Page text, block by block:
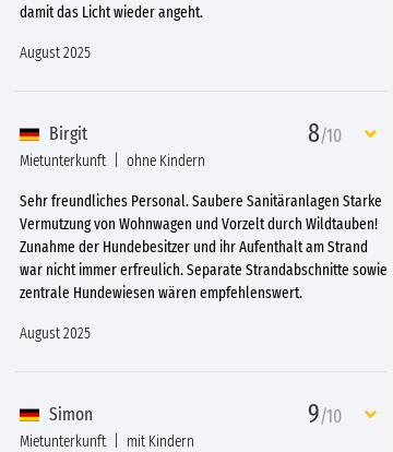
damit das Licht wieder angeht.
August 2025
Birgit 8/10
Mietunterkunft ohne Kindern
Sehr freundliches Personal. Saubere Sanitäranlagen Starke
Vermutzung von Wohnwagen und Vorzelt durch Wildtauben!
Zunahme der Hundebesitzer und ihr Aufenthalt am Strand
war nicht immer erfreulich. Separate Strandabschnitte sowie
zentrale Hundewiesen wären empfehlenswert.
August 2025
Simon 9/10
Mietunterkunft mit Kindern